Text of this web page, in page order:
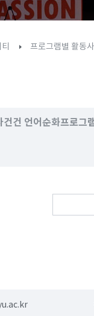
프로그램별 활동
건건 언어순화프로그